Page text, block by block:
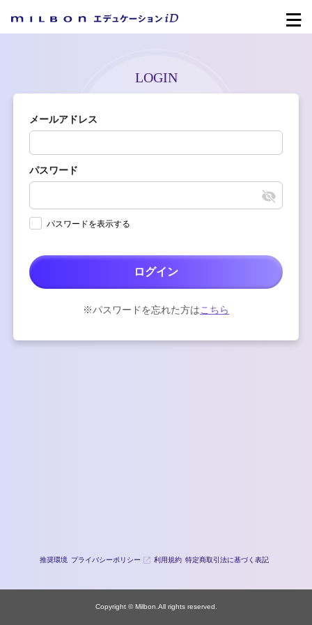
LOGIN
メールアドレス
パスワード
パスワードを表示する
ログイン
※パスワードを忘れた方はこちら
推奨環境 プライバシーポリシー 利用規約 特定商取引法に基づく表記
Copyright © Milbon.All rights reserved.